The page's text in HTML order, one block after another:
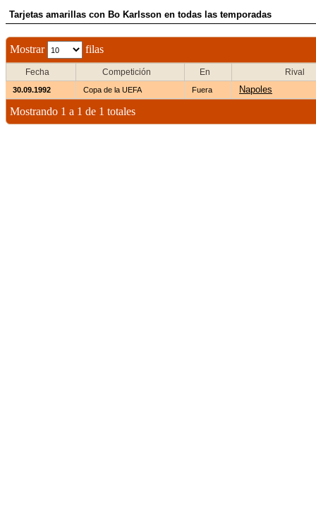
Tarjetas amarillas con Bo Karlsson en todas las temporadas
Mostrar filas
Fecha Competición En Rival
30.09.1992 Copa de la UEFA Fuera Napoles
Mostrando 1 a 1 de 1 totales